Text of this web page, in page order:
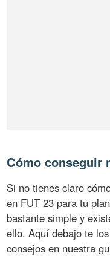
Cómo conseguir
Si no tienes claro
en FUT 23 para tu
bastante simple y
ello. Aquí debajo te
consejos en nuestra